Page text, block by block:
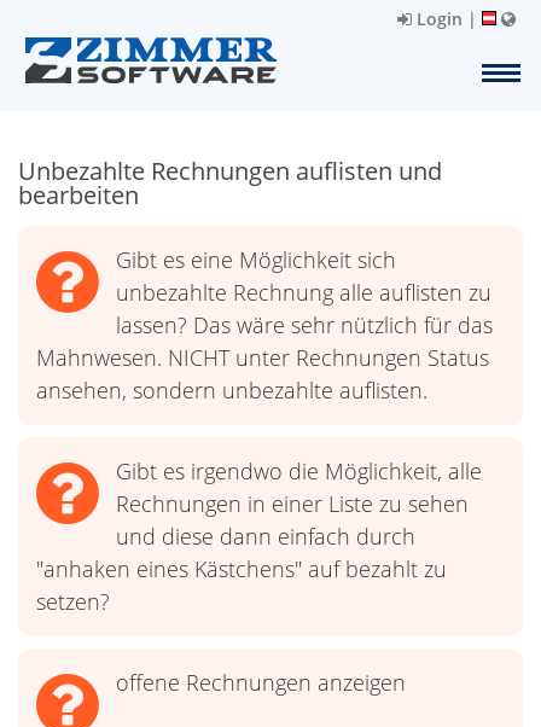
Login |
Unbezahlte Rechnungen auflisten und
bearbeiten
Gibt es eine Möglichkeit sich
unbezahlte Rechnung alle auflisten zu
lassen? Das wäre sehr nützlich für das
Mahnwesen. NICHT unter Rechnungen Status
ansehen, sondern unbezahlte auflisten.
Gibt es irgendwo die Möglichkeit, alle
Rechnungen in einer Liste zu sehen
und diese dann einfach durch
"anhaken eines Kästchens" auf bezahlt zu
setzen?
offene Rechnungen anzeigen